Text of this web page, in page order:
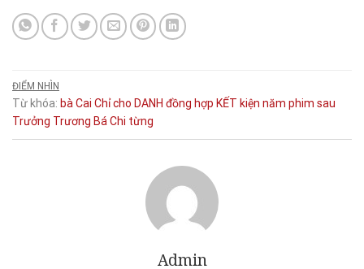
ĐIỂM NHÌN
Từ khóa: bà Cai Chỉcho DANH đồng hợp KẾT kiện năm phim sau
Trưởng Trương Bá Chi từng
Admin